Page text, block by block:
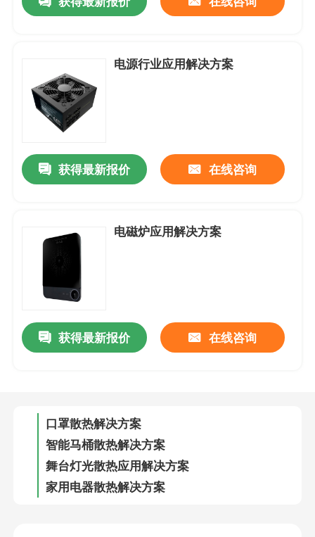
AC-交流机风扇
EC-轴流风扇
风扇配件
电源行业应用解决方案
获得最新报价 在线咨询
电磁炉应用解决方案
获得最新报价 在线咨询
口罩散热解决方案
智能马桶散热解决方案
舞台灯光散热应用解决方案
家用电器散热解决方案